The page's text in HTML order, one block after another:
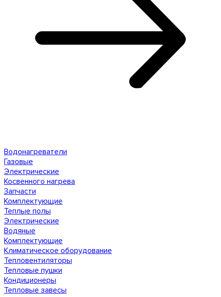
Водонагреватели
Газовые
Электрические
Косвенного нагрева
Запчасти
Комплектующие
Теплые полы
Электрические
Водяные
Комплектующие
Климатическое оборудование
Тепловентиляторы
Тепловые пушки
Кондиционеры
Тепловые завесы